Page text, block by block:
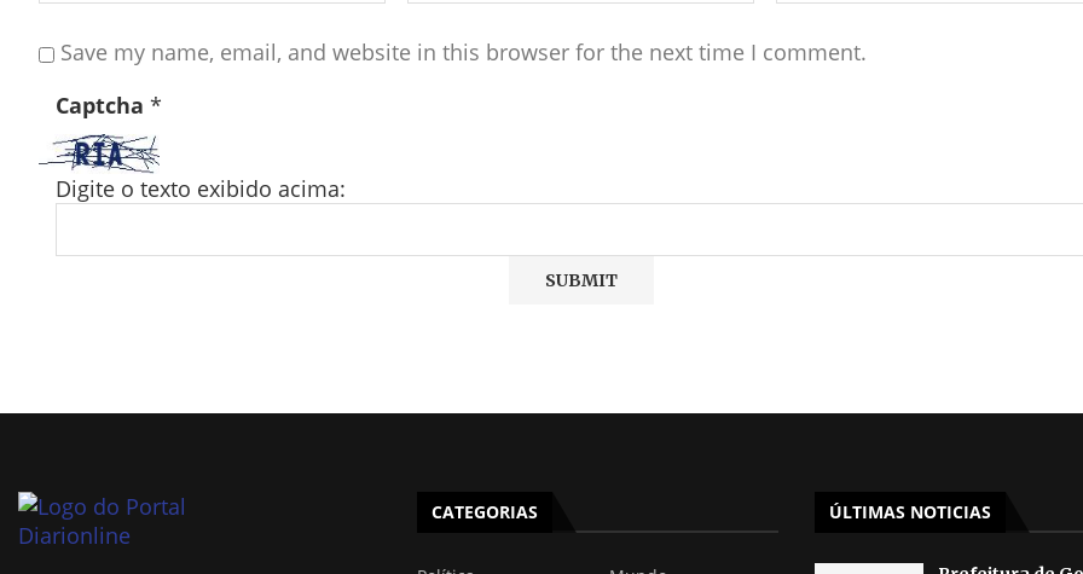
Save my name, email, and website in this browser for the next time I comment.
Captcha *
Digite o texto exibido acima:
CATEGORIAS ÚLTIMAS NOTICIAS